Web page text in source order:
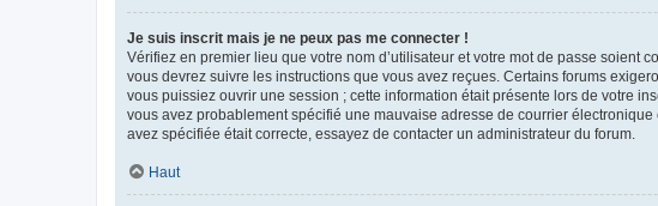
Je suis inscrit mais je ne peux pas me connecter !
Vérifiez en premier lieu que votre nom d’utilisateur et votre mot de passe soient
vous devrez suivre les instructions que vous avez reçues. Certains forums
vous puissiez ouvrir une session ; cette information était présente lors de votre
vous avez probablement spécifié une mauvaise adresse de courrier
avez spécifiée était correcte, essayez de contacter un administrateur du forum.
Haut